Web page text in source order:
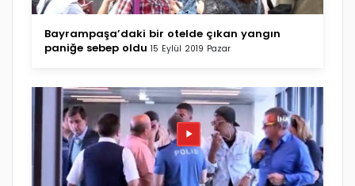
Bayrampaşa’daki bir otelde çıkan yangın
paniğe sebep oldu 15 Eylül 2019 Pazar